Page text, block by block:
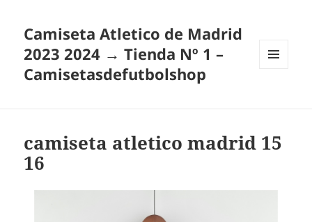
Camiseta Atletico de Madrid
2023 2024 → Tienda Nº 1 –
Camisetasdefutbolshop
camiseta atletico madrid 15
16